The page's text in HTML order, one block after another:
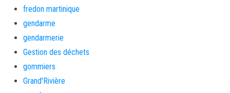
fredon martinique
gendarme
gendarmerie
Gestion des déchets
gommiers
Grand'Rivière